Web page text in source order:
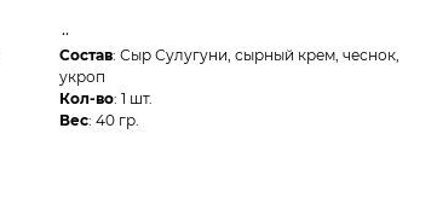
..
Состав: Сыр Сулугуни, сырный крем, чеснок,
укроп
Кол-во: 1 шт.
Вес: 40 гр.